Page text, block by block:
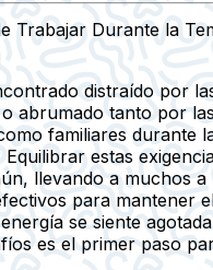
Trabajar Durante la
distraído por
abrumado tanto por
familiares durante
Equilibrar estas
llevando a muchos a
para mantener
se siente
es el primer paso